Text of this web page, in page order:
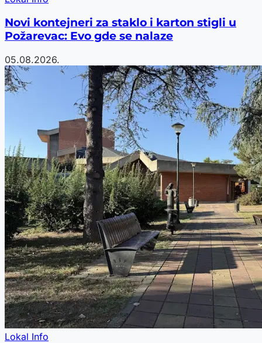
Novi kontejneri za staklo i karton stigli u
Požarevac: Evo gde se nalaze
05.08.2026.
Lokal Info